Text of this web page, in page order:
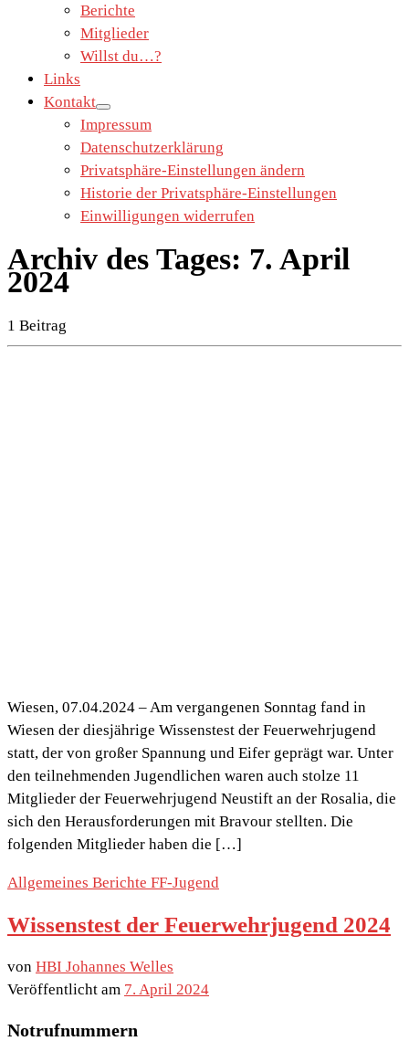
Berichte
Mitglieder
Willst du…?
Links
Kontakt
Impressum
Datenschutzerklärung
Privatsphäre-Einstellungen ändern
Historie der Privatsphäre-Einstellungen
Einwilligungen widerrufen
Archiv des Tages: 7. April
2024
1 Beitrag
Wiesen, 07.04.2024 – Am vergangenen Sonntag fand in
Wiesen der diesjährige Wissenstest der Feuerwehrjugend
statt, der von großer Spannung und Eifer geprägt war. Unter
den teilnehmenden Jugendlichen waren auch stolze 11
Mitglieder der Feuerwehrjugend Neustift an der Rosalia, die
sich den Herausforderungen mit Bravour stellten. Die
folgenden Mitglieder haben die […]
Allgemeines Berichte FF-Jugend
Wissenstest der Feuerwehrjugend 2024
von HBI Johannes Welles
Veröffentlicht am 7. April 2024
Notrufnummern